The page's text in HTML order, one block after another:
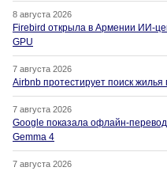
8 августа 2026
Firebird открыла в Армении ИИ-
GPU
7 августа 2026
Airbnb протестирует поиск
7 августа 2026
Google показала офлайн-
Gemma 4
7 августа 2026